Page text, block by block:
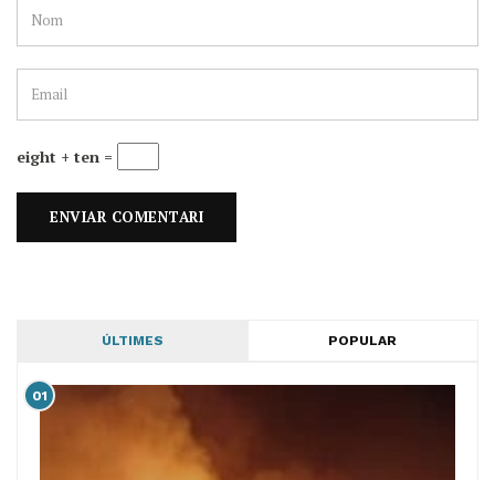
eight + ten =
ÚLTIMES POPULAR
01